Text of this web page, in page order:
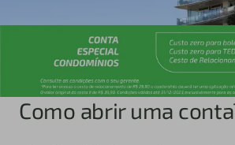
Como abrir uma